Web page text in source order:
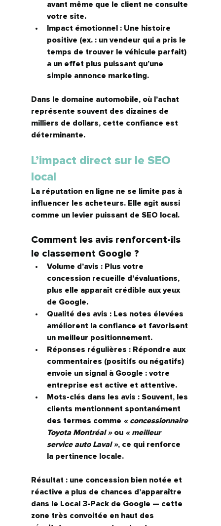
avant même que le client ne consulte
votre site.
Impact émotionnel : Une histoire
positive (ex. : un vendeur qui a pris le
temps de trouver le véhicule parfait)
a un effet plus puissant qu’une
simple annonce marketing.
Dans le domaine automobile, où l’achat
représente souvent des dizaines de
milliers de dollars, cette confiance est
déterminante.
L’impact direct sur le SEO
local
La réputation en ligne ne se limite pas à
influencer les acheteurs. Elle agit aussi
comme un levier puissant de SEO local.
Comment les avis renforcent-ils
le classement Google ?
Volume d’avis : Plus votre
concession recueille d’évaluations,
plus elle apparaît crédible aux yeux
de Google.
Qualité des avis : Les notes élevées
améliorent la confiance et favorisent
un meilleur positionnement.
Réponses régulières : Répondre aux
commentaires (positifs ou négatifs)
envoie un signal à Google : votre
entreprise est active et attentive.
Mots-clés dans les avis : Souvent, les
clients mentionnent spontanément
des termes comme « concessionnaire
Toyota Montréal » ou « meilleur
service auto Laval », ce qui renforce
la pertinence locale.
Résultat : une concession bien notée et
réactive a plus de chances d’apparaître
dans le Local 3-Pack de Google — cette
zone très convoitée en haut des